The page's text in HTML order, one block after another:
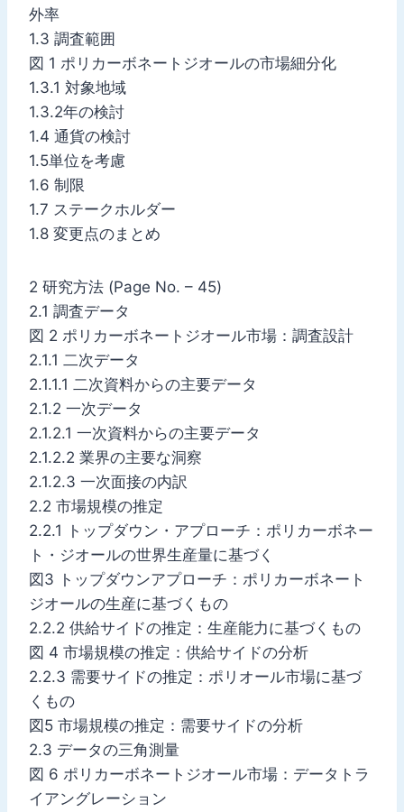
外率
1.3 調査範囲
図 1 ポリカーボネートジオールの市場細分化
1.3.1 対象地域
1.3.2年の検討
1.4 通貨の検討
1.5単位を考慮
1.6 制限
1.7 ステークホルダー
1.8 変更点のまとめ
2 研究方法 (Page No. – 45)
2.1 調査データ
図 2 ポリカーボネートジオール市場：調査設計
2.1.1 二次データ
2.1.1.1 二次資料からの主要データ
2.1.2 一次データ
2.1.2.1 一次資料からの主要データ
2.1.2.2 業界の主要な洞察
2.1.2.3 一次面接の内訳
2.2 市場規模の推定
2.2.1 トップダウン・アプローチ：ポリカーボネー
ト・ジオールの世界生産量に基づく
図3 トップダウンアプローチ：ポリカーボネート
ジオールの生産に基づくもの
2.2.2 供給サイドの推定：生産能力に基づくもの
図 4 市場規模の推定：供給サイドの分析
2.2.3 需要サイドの推定：ポリオール市場に基づ
くもの
図5 市場規模の推定：需要サイドの分析
2.3 データの三角測量
図 6 ポリカーボネートジオール市場：データトラ
イアングレーション